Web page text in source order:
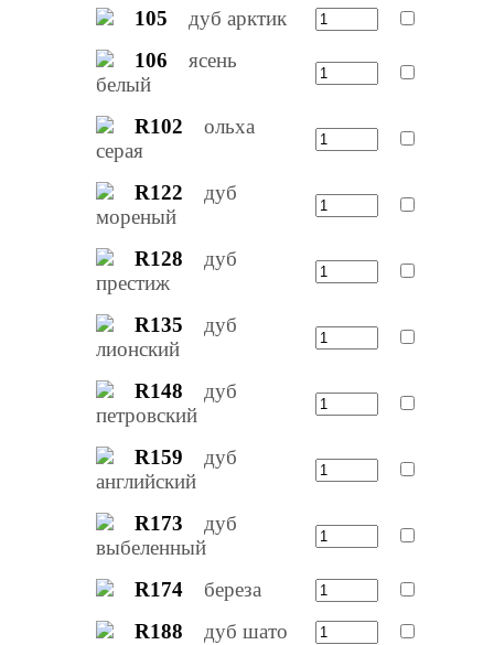
105
дуб арктик
106
ясень
белый
R102
ольха
серая
R122
дуб
мореный
R128
дуб
престиж
R135
дуб
лионский
R148
дуб
петровский
R159
дуб
английский
R173
дуб
выбеленный
R174
береза
R188
дуб шато